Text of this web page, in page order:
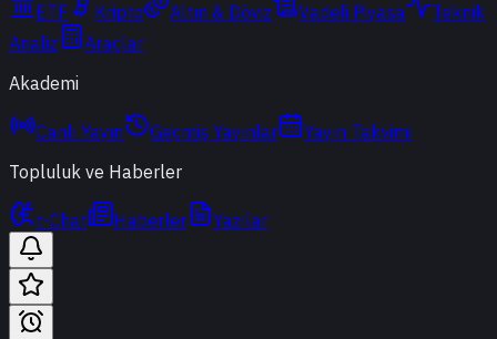
ETF
Kripto Altın & Döviz Vadeli Piyasa
Teknik
Analiz
Araçlar
Akademi
Canlı Yayın Geçmiş Yayınlar
Yayın Takvimi
Topluluk ve Haberler
t-Chat Haberler Yazılar